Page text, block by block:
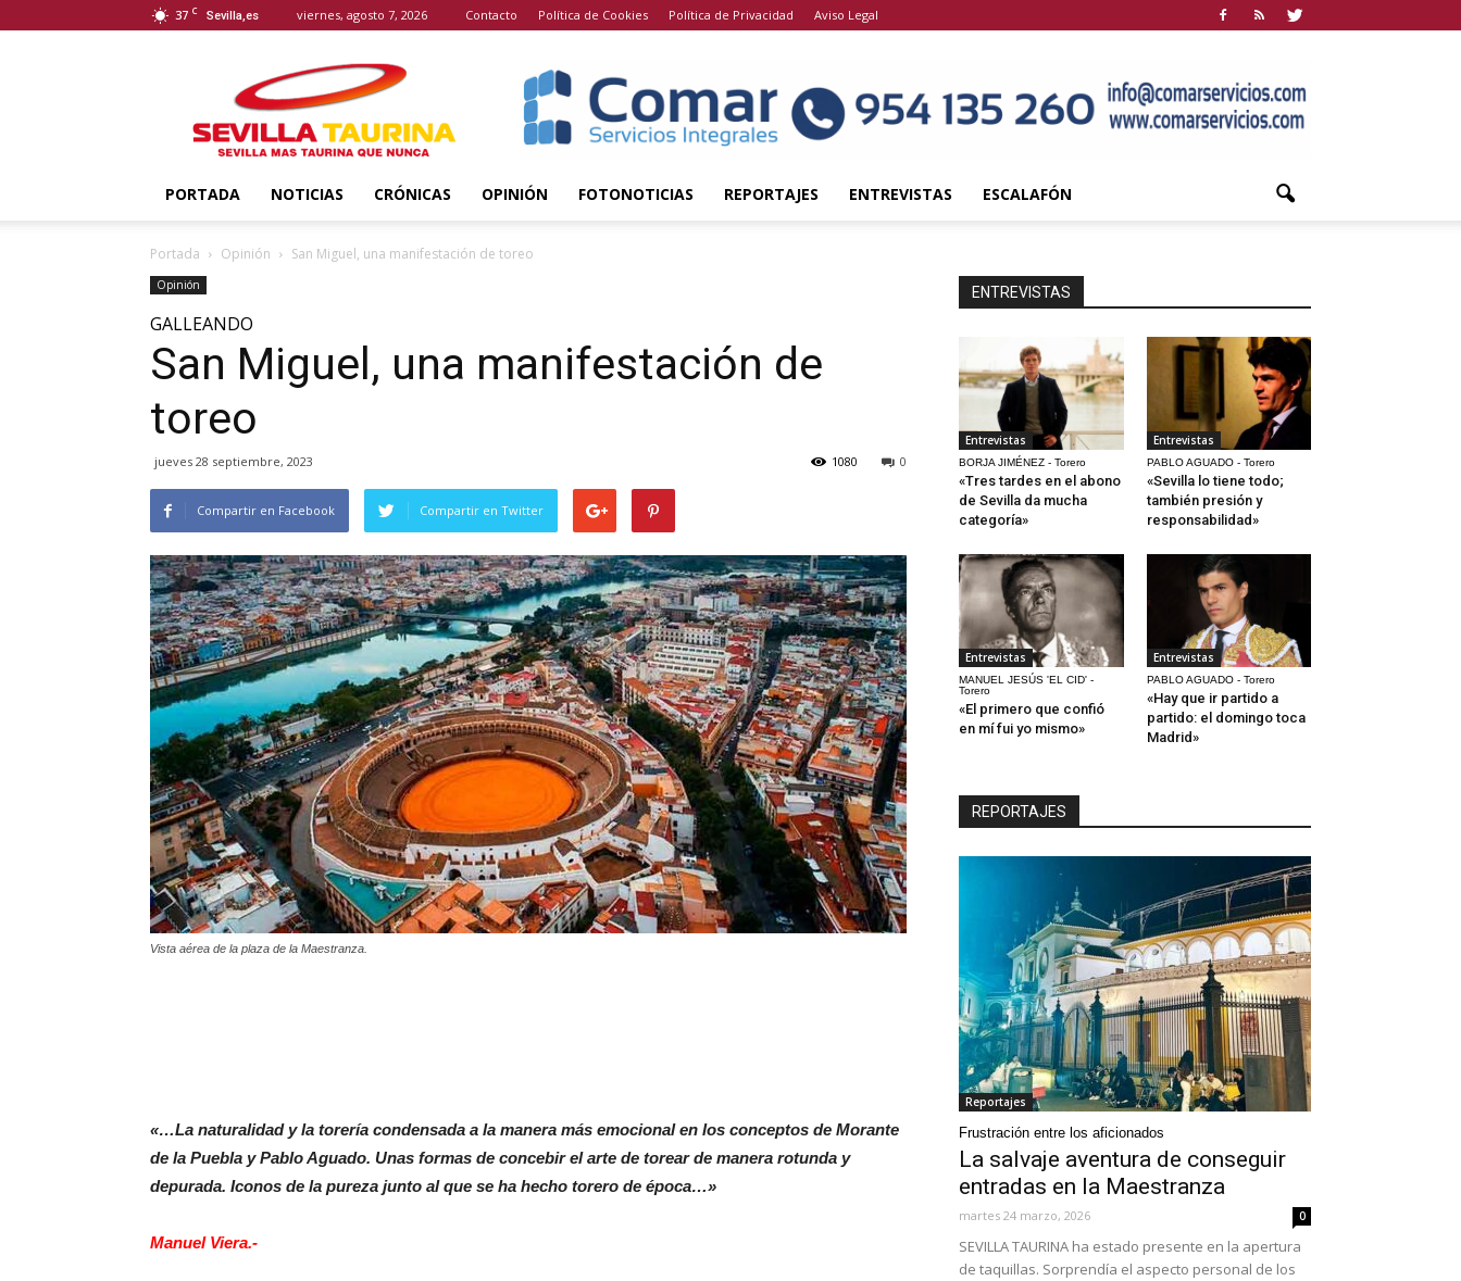
37 C Sevilla,es viernes, agosto 7, 2026 Contacto Política de Cookies Política de Privacidad Aviso Legal
Taurina
PORTADA NOTICIAS CRÓNICAS OPINIÓN FOTONOTICIAS REPORTAJES ENTREVISTAS ESCALAFÓN
Portada Opinión San Miguel, una manifestación de toreo
Opinión
GALLEANDO
San Miguel, una manifestación de
toreo
jueves 28 septiembre, 2023 0
1080
Compartir en Facebook Compartir en Twitter
Vista aérea de la plaza de la Maestranza.
«…La naturalidad y la torería condensada a la manera más emocional en los conceptos de Morante
de la Puebla y Pablo Aguado. Unas formas de concebir el arte de torear de manera rotunda y
depurada. Iconos de la pureza junto al que se ha hecho torero de época…»
Manuel Viera.-
ENTREVISTAS
Entrevistas
BORJA JIMÉNEZ - Torero
«Tres tardes en el abono
de Sevilla da mucha
categoría»
Entrevistas
PABLO AGUADO - Torero
«Sevilla lo tiene todo;
también presión y
responsabilidad»
Entrevistas
MANUEL JESÚS 'EL CID' -
Torero
«El primero que confió
en mí fui yo mismo»
Entrevistas
PABLO AGUADO - Torero
«Hay que ir partido a
partido: el domingo toca
Madrid»
REPORTAJES
Reportajes
Frustración entre los aficionados
La salvaje aventura de conseguir
entradas en la Maestranza
martes 24 marzo, 2026 0
SEVILLA TAURINA ha estado presente en la apertura
de taquillas. Sorprendía el aspecto personal de los